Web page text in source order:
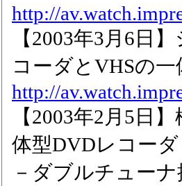
http://
【2003年3月6日
コーダとVHSの一
http://
【2003年2月5日
体型DVDレコーダ
－ダブルチュー